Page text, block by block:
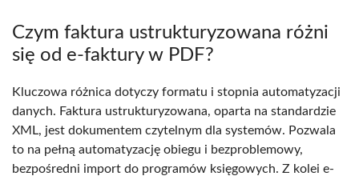
Czym faktura ustrukturyzowana różni
się od e-faktury w PDF?
Kluczowa różnica dotyczy formatu i stopnia automatyzacji
danych. Faktura ustrukturyzowana, oparta na standardzie
XML, jest dokumentem czytelnym dla systemów. Pozwala
to na pełną automatyzację obiegu i bezproblemowy,
bezpośredni import do programów księgowych. Z kolei e-